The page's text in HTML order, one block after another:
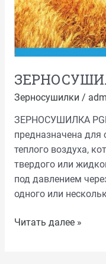
Зерносушилки /
ЗЕРНОСУШИЛКА
предназначена
теплого воздуха,
твердого или
под давлением
одного или
Читать далее »